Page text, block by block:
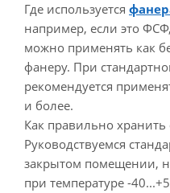
Где используется
например, если это
можно применять как
фанеру. При
рекомендуется
и более.
Как правильно
Руководствуемся
закрытом помещении,
при температуре -